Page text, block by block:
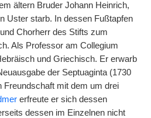
ältern Bruder Johann Heinrich,
Uster starb. In dessen Fußtapfen
Chorherr des Stifts zum
Als Professor am Collegium
und Griechisch. Er erwarb
der Septuaginta (1730
Freundschaft mit dem um drei
erfreute er sich dessen
dessen im Einzelnen nicht